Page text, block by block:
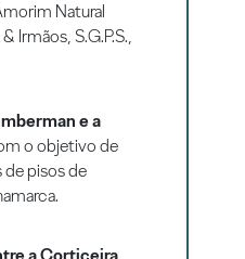
Natural
Irmãos, S.G.P.S.,
e a
o objetivo de
de pisos de